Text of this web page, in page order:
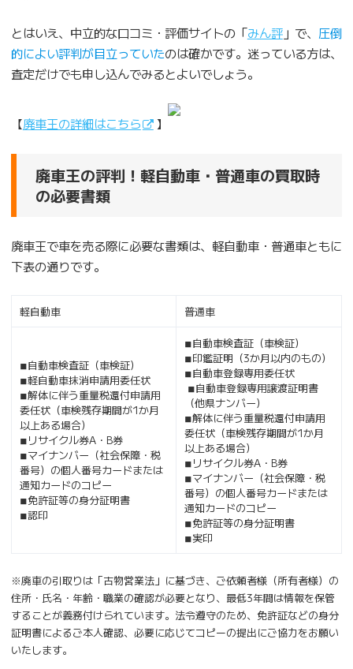
とはいえ、中立的な口コミ・評価サイトの「みん評」で、 圧倒
的によい評判が目立っていたのは確かです。迷っている方は、
査定だけでも申し込んでみるとよいでしょう。
【廃車王の詳細はこちら 】
廃車王の評判！軽自動車・普通車の買取時
の必要書類
廃車王で車を売る際に必要な書類は、軽自動車・普通車ともに
下表の通りです。
軽自動車 普通車
◾︎自動車検査証（車検証）
◾︎軽自動車抹消申請用委任状
◾︎解体に伴う重量税還付申請用
委任状（車検残存期間が1か月
以上ある場合）
◾︎リサイクル券A・B券
◾︎マイナンバー（社会保障・税
番号）の個人番号カードまたは
通知カードのコピー
◾︎免許証等の身分証明書
◾︎認印
◾︎自動車検査証（車検証）
◾︎印鑑証明（3か月以内のもの）
◾︎自動車登録専用委任状
◾︎自動車登録専用譲渡証明書
（他県ナンバー）
◾︎解体に伴う重量税還付申請用
委任状（車検残存期間が1か月
以上ある場合）
◾︎リサイクル券A・B券
◾︎マイナンバー（社会保障・税
番号）の個人番号カードまたは
通知カードのコピー
◾︎免許証等の身分証明書
◾︎実印
※廃車の引取りは「古物営業法」に基づき、ご依頼者様（所有者様）の
住所・氏名・年齢・職業の確認が必要となり、最低3年間は情報を保管
することが義務付けられています。法令遵守のため、免許証などの身分
証明書によるご本人確認、必要に応じてコピーの提出にご協力をお願い
いたします。